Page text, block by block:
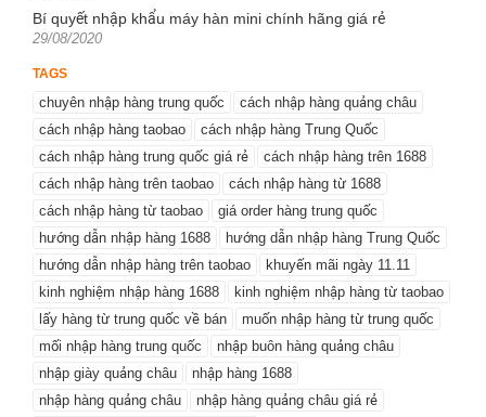
Bí quyết nhập khẩu máy hàn mini chính hãng giá rẻ
Posted
29/08/2020
TAGS
chuyên nhập hàng trung quốc
cách nhập hàng quảng châu
cách nhập hàng taobao
cách nhập hàng Trung Quốc
cách nhập hàng trung quốc giá rẻ
cách nhập hàng trên 1688
cách nhập hàng trên taobao
cách nhập hàng từ 1688
cách nhập hàng từ taobao
giá order hàng trung quốc
hướng dẫn nhập hàng 1688
hướng dẫn nhập hàng Trung Quốc
hướng dẫn nhập hàng trên taobao
khuyến mãi ngày 11.11
kinh nghiệm nhập hàng 1688
kinh nghiệm nhập hàng từ taobao
lấy hàng từ trung quốc về bán
muốn nhập hàng từ trung quốc
mối nhập hàng trung quốc
nhập buôn hàng quảng châu
nhập giày quảng châu
nhập hàng 1688
nhập hàng quảng châu
nhập hàng quảng châu giá rẻ